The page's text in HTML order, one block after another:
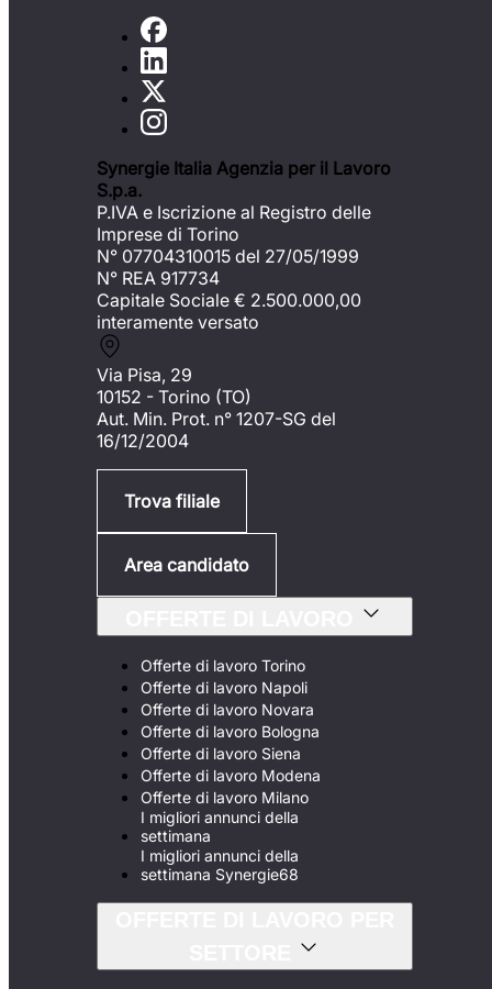
Synergie Italia Agenzia per il Lavoro
S.p.a.
P.IVA e Iscrizione al Registro delle
Imprese di Torino
N° 07704310015 del 27/05/1999
N° REA 917734
Capitale Sociale € 2.500.000,00
interamente versato
Via Pisa, 29
10152 - Torino (TO)
Aut. Min. Prot. n° 1207-SG del
16/12/2004
Trova filiale
Area candidato
Offerte di lavoro Torino
Offerte di lavoro Napoli
Offerte di lavoro Novara
Offerte di lavoro Bologna
Offerte di lavoro Siena
Offerte di lavoro Modena
Offerte di lavoro Milano
I migliori annunci della
settimana
I migliori annunci della
settimana Synergie68